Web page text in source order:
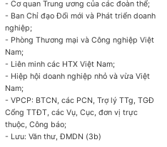
- Cơ quan Trung ương của các đoàn thể;
- Ban Chỉ đạo Đổi mới và Phát triển doanh
nghiệp;
- Phòng Thương mại và Công nghiệp Việt
Nam;
- Liên minh các HTX Việt Nam;
- Hiệp hội doanh nghiệp nhỏ và vừa Việt
Nam;
- VPCP: BTCN, các PCN, Trợ lý TTg, TGĐ
Cổng TTĐT, các Vụ, Cục, đơn vị trực
thuộc, Công báo;
- Lưu: Văn thư, ĐMDN (3b)